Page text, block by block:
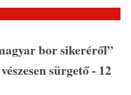
bor sikeréről”
sürgető - 12